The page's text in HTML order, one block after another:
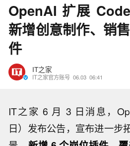
OpenAI 扩展
新增创意制作、销
件
IT之家
IT之家官方账号 06.03 06:41
IT之家 6 月 3 日消息，
日）发布公告，宣布进一步